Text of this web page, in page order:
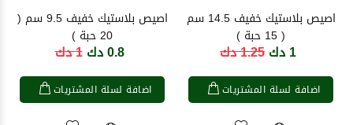
اصيص بلاستيك خفيف 14.5 سم
( 15 حبة )
1 دك 1.25 دك
اضافة لسلة المشتريات
اصيص بلاستيك خفيف 9.5 سم (
20 حبة )
0.8 دك 1 دك
اضافة لسلة المشتريات